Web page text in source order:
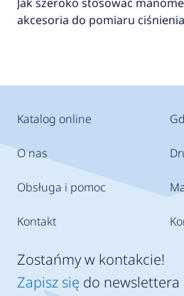
akcesoria do pomiaru
Katalog online
O nas
Obsługa i pomoc
Kontakt
Zostańmy w kontakcie!
Zapisz się do newslettera